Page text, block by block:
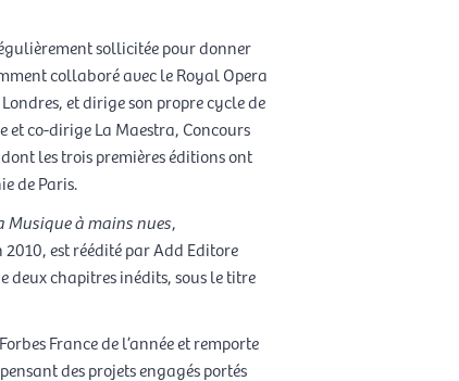
sollicitée pour donner
collaboré avec le Royal Opera
et dirige son propre cycle de
et co-dirige La Maestra, Concours
les trois premières éditions ont
de Paris.
Musique à mains nues,
est réédité par Add Editore
chapitres inédits, sous le titre
France de l’année et remporte
des projets engagés portés